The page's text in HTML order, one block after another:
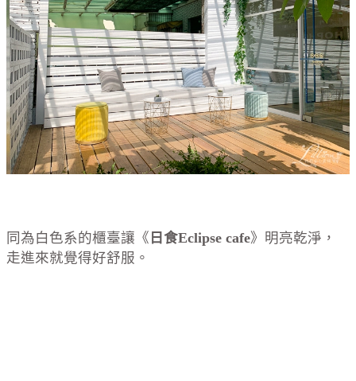
同為白色系的櫃臺讓《 日食Eclipse cafe》明亮乾淨，
走進來就覺得好舒服。